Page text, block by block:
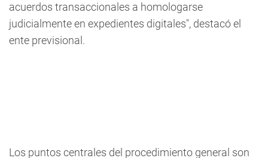
acuerdos transaccionales a homologarse
judicialmente en expedientes digitales", destacó el
ente previsional.
Los puntos centrales del procedimiento general son